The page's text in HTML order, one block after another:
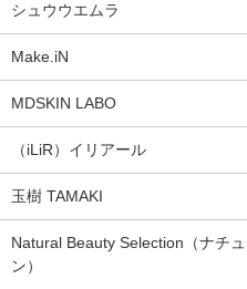
シュウウエムラ
Make.iN
MDSKIN LABO
（iLiR）イリアール
玉樹 TAMAKI
Natural Beauty Selection（ナチ
ン）